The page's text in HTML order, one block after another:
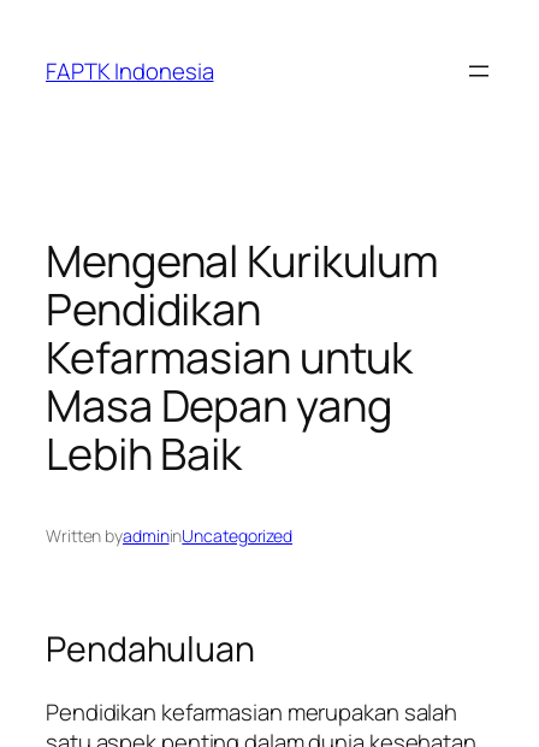
content
FAPTK Indonesia
Mengenal Kurikulum
Pendidikan
Kefarmasian untuk
Masa Depan yang
Lebih Baik
Written byadmininUncategorized
Pendahuluan
Pendidikan kefarmasian merupakan salah